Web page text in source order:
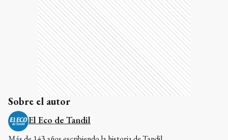
Sobre el autor
El Eco de Tandil